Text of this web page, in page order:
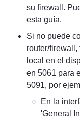
su firewall.
esta guía.
Si no puede
router/
local en el
en 5061 para
5091, por
En la
'General